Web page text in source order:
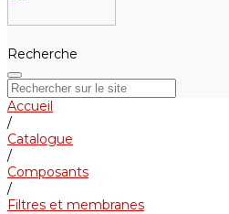
Recherche
Accueil
/
Catalogue
/
Composants
/
Filtres et membranes